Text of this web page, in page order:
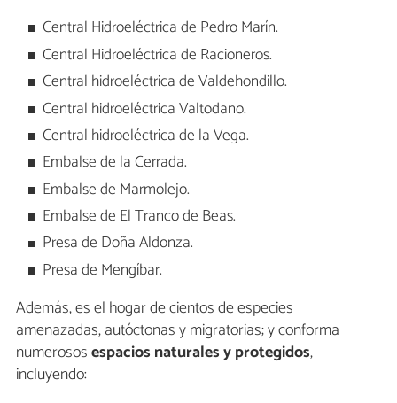
Central Hidroeléctrica de Pedro Marín.
Central Hidroeléctrica de Racioneros.
Central hidroeléctrica de Valdehondillo.
Central hidroeléctrica Valtodano.
Central hidroeléctrica de la Vega.
Embalse de la Cerrada.
Embalse de Marmolejo.
Embalse de El Tranco de Beas.
Presa de Doña Aldonza.
Presa de Mengíbar.
Además, es el hogar de cientos de especies
amenazadas, autóctonas y migratorias; y conforma
numerososespacios naturales y protegidos,
incluyendo: